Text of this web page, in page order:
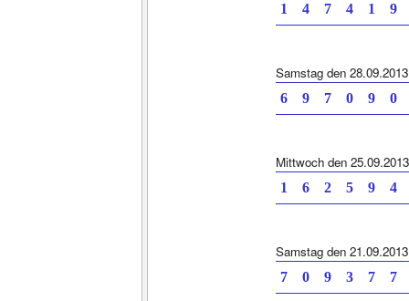
1 4 7 4 1 9
Samstag den 28.09.2013
6 9 7 0 9 0
Mittwoch den 25.09.2013
1 6 2 5 9 4
Samstag den 21.09.2013
7 0 9 3 7 7